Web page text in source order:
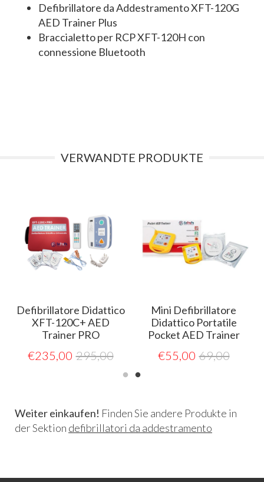
Defibrillatore da Addestramento XFT-120G
AED Trainer Plus
Braccialetto per RCP XFT-120H con
connessione Bluetooth
VERWANDTE PRODUKTE
Defibrillatore Didattico
XFT-120C+ AED
Trainer PRO
€235,00 295,00
Mini Defibrillatore
Didattico Portatile
Pocket AED Trainer
€55,00 69,00
Weiter einkaufen! Finden Sie andere Produkte in
der Sektion defibrillatori da addestramento